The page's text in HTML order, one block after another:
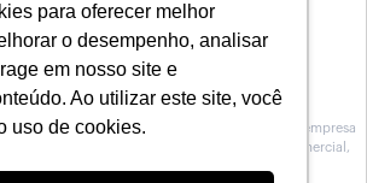
para oferecer melhor
o desempenho, analisar
em nosso site e
Ao utilizar este site, você
uso de cookies.
inscrita na Susep sob o Nº 10.0100188, é uma empresa
de serviços de Assessoria, no atendimento comercial,